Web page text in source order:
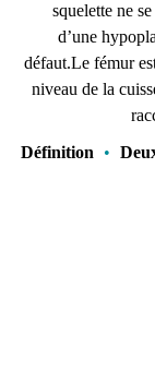
squelette ne
d’une
défaut.Le fémur
niveau de la
Définition
•